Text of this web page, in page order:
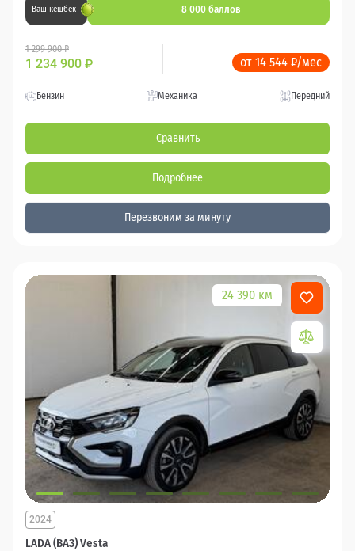
Ваш кешбек 8 000 баллов
1 299 900 ₽
1 234 900 ₽ от 14 544 ₽/мес
Бензин Механика Передний
Сравнить
Подробнее
Перезвоним за минуту
24 390 км
LADA (ВАЗ) Vesta
2024